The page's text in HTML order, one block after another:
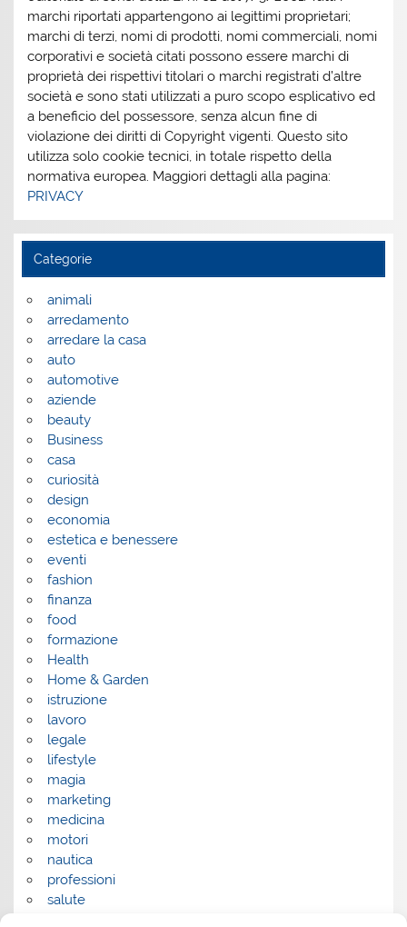
marchi riportati appartengono ai legittimi proprietari;
marchi di terzi, nomi di prodotti, nomi commerciali, nomi
corporativi e società citati possono essere marchi di
proprietà dei rispettivi titolari o marchi registrati d’altre
società e sono stati utilizzati a puro scopo esplicativo ed
a beneficio del possessore, senza alcun fine di
violazione dei diritti di Copyright vigenti. Questo sito
utilizza solo cookie tecnici, in totale rispetto della
normativa europea. Maggiori dettagli alla pagina:
PRIVACY
Categorie
animali
arredamento
arredare la casa
auto
automotive
aziende
beauty
Business
casa
curiosità
design
economia
estetica e benessere
eventi
fashion
finanza
food
formazione
Health
Home & Garden
istruzione
lavoro
legale
lifestyle
magia
marketing
medicina
motori
nautica
professioni
salute